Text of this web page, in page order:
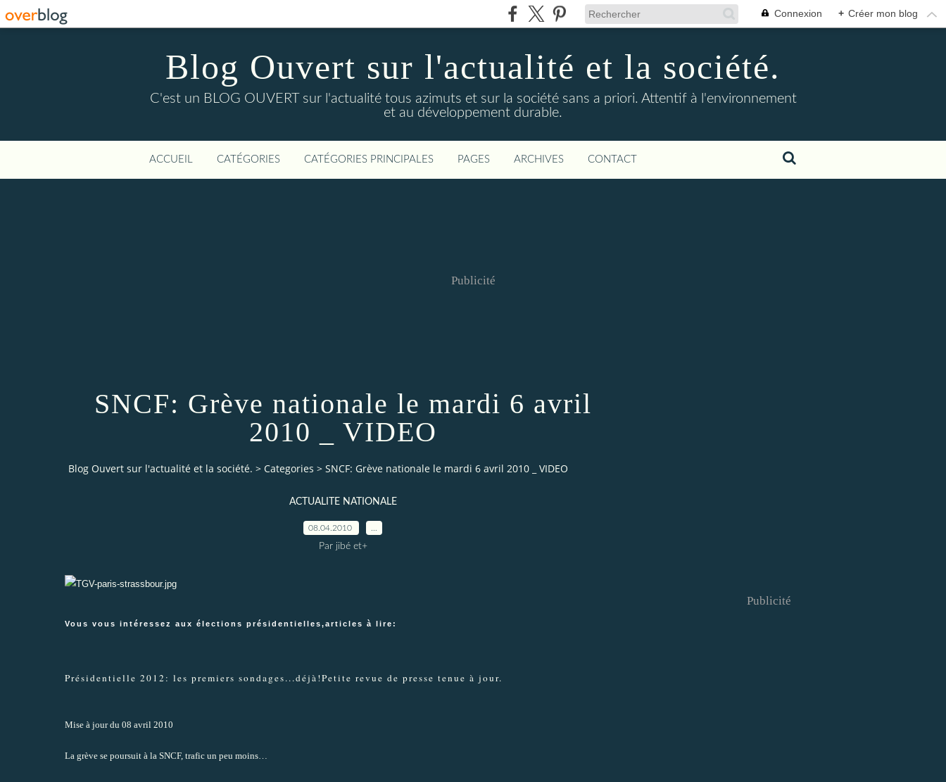
Connexion + Créer mon blog
Blog Ouvert sur l'actualité et la société.
C'est un BLOG OUVERT sur l'actualité tous azimuts et sur la société sans a priori. Attentif à l'environnement
et au développement durable.
ACCUEIL CATÉGORIES CATÉGORIES PRINCIPALES PAGES ARCHIVES CONTACT
Publicité
SNCF: Grève nationale le mardi 6 avril
2010 _ VIDEO
Blog Ouvert sur l'actualité et la société. > Categories > SNCF: Grève nationale le mardi 6 avril 2010 _ VIDEO
ACTUALITE NATIONALE
08.04.2010
Par jibé et+
Vous vous intéressez aux élections présidentielles,articles à lire:
Présidentielle 2012: les premiers sondages...déjà!Petite revue de presse tenue à jour.
Mise à jour du 08 avril 2010
La grève se poursuit à la SNCF, trafic un peu moins…
Publicité